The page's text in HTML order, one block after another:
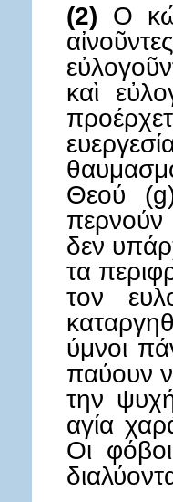
(2) Ο
καὶ
Θεού
περνούν
δεν
τα
τον
ύμνοι
παύουν
την
αγία
Οι